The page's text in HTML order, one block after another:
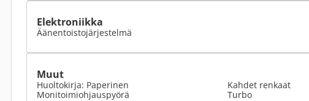
Elektroniikka
Äänentoistojärjestelmä
Muut
Huoltokirja: Paperinen
Monitoimiohjauspyörä
Kahdet renkaat
Turbo